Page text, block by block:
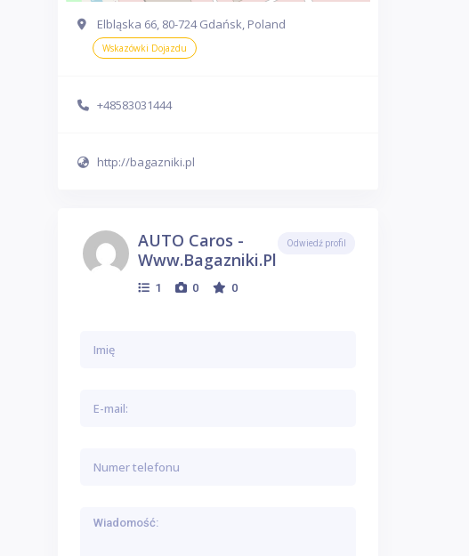
Elbląska 66, 80-724 Gdańsk, Poland
Wskazówki Dojazdu
+48583031444
http://bagazniki.pl
AUTO Caros -
Www.bagazniki.pl
1 0 0
Odwiedź profil